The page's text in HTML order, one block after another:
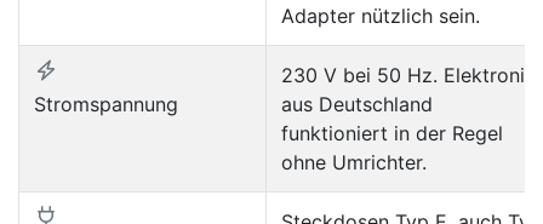
Adapter nützlich sein.
Stromspannung
230 V bei 50 Hz. Elektronik
aus Deutschland
funktioniert in der Regel
ohne Umrichter.